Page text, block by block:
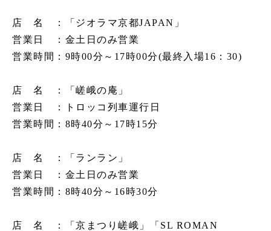
よくあるご質問
お知らせ
station information
各駅情報一覧
トロッコ嵐山駅
tourist attractions
店 名 ：「ジオラマ京都JAPAN」
営業日 ：金土日のみ営業
営業時間：9時00分～17時00分(最終入場16：30)
店 名 ：「嵯峨の庵」
営業日 ：トロッコ列車運行日
営業時間：8時40分～17時15分
店 名 ：「ランラン」
営業日 ：金土日のみ営業
営業時間：8時40分～16時30分
店 名 ：「京まつり嵯峨」「SL ROMAN